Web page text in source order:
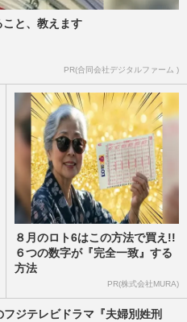
と、教えます
PR(合同会社デジタルファーム )
８月のロト6はこの方法で買え!!
６つの数字が『完全一致』する
方法
PR(株式会社MURA)
ジテレビドラマ『夫婦別姓刑